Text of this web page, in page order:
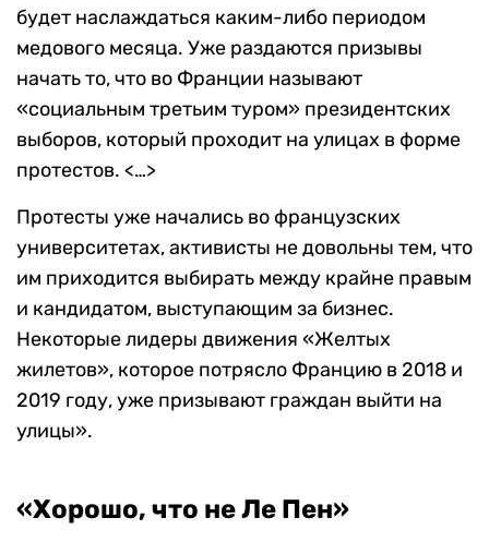
будет наслаждаться каким-либо периодом
медового месяца. Уже раздаются призывы
начать то, что во Франции называют
«социальным третьим туром» президентских
выборов, который проходит на улицах в форме
протестов. <…>
Протесты уже начались во французских
университетах, активисты не довольны тем, что
им приходится выбирать между крайне правым
и кандидатом, выступающим за бизнес.
Некоторые лидеры движения «Желтых
жилетов», которое потрясло Францию в 2018 и
2019 году, уже призывают граждан выйти на
улицы».
«Хорошо, что не Ле Пен»